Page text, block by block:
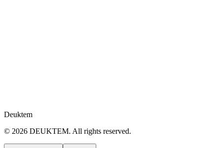
Deuktem
© 2026 DEUKTEM. All rights reserved.